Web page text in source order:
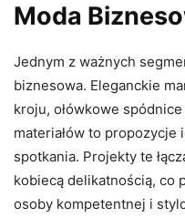
Moda
Jednym z ważnych
biznesowa. Eleganckie
kroju, ołówkowe
materiałów to propozycje
spotkania. Projekty te
kobiecą delikatnością, co
osoby kompetentnej i